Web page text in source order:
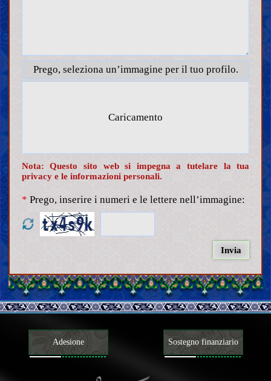
Prego, seleziona un’immagine per il tuo profilo.
Caricamento
Nota: Questo sito web si impegna a tutelare la tua
privacy e le informazioni personali.
* Prego, inserire i numeri e le lettere nell’immagine:
Adesione Sostegno finanziario